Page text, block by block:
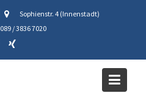
Sophienstr. 4 (Innenstadt)
089 / 3836 7020